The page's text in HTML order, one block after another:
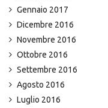
Gennaio 2017
Dicembre 2016
Novembre 2016
Ottobre 2016
Settembre 2016
Agosto 2016
Luglio 2016